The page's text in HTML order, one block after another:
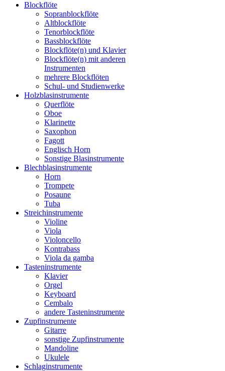
Blockflöte
Sopranblockflöte
Altblockflöte
Tenorblockflöte
Bassblockflöte
Blockflöte(n) und Klavier
Blockflöte(n) mit anderen
Instrumenten
mehrere Blockflöten
Schul- und Studienwerke
Holzblasinstrumente
Querflöte
Oboe
Klarinette
Saxophon
Fagott
Englisch Horn
Sonstige Blasinstrumente
Blechblasinstrumente
Horn
Trompete
Posaune
Tuba
Streichinstrumente
Violine
Viola
Violoncello
Kontrabass
Viola da gamba
Tasteninstrumente
Klavier
Orgel
Keyboard
Cembalo
andere Tasteninstrumente
Zupfinstrumente
Gitarre
sonstige Zupfinstrumente
Mandoline
Ukulele
Schlaginstrumente